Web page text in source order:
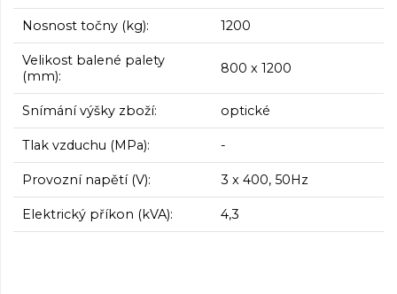
Nosnost točny (kg): 1200
Velikost balené palety
(mm):
800 x 1200
Snímání výšky zboží: optické
Tlak vzduchu (MPa): -
Provozní napětí (V): 3 x 400, 50Hz
Elektrický příkon (kVA): 4,3